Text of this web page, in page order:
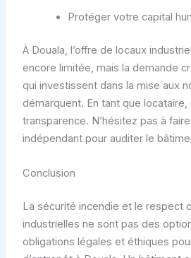
Protéger votre capital
À Douala, l’offre de locaux
encore limitée, mais la demande
qui investissent dans la mise aux
démarquent. En tant que locataire,
transparence. N’hésitez pas à
indépendant pour auditer le
Conclusion
La sécurité incendie et le respect
industrielles ne sont pas des
obligations légales et éthiques